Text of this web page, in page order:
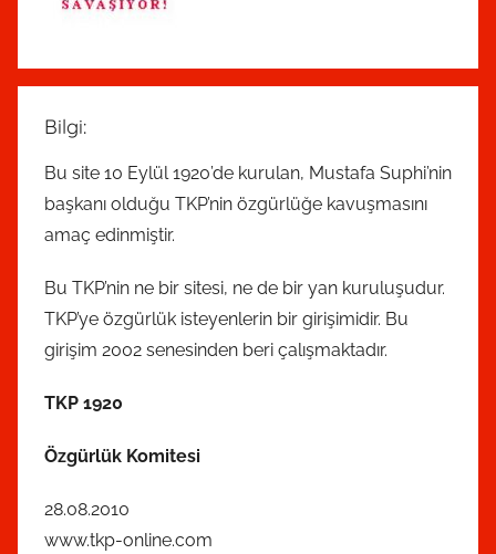
Bilgi:
Bu site 10 Eylül 1920’de kurulan, Mustafa Suphi’nin
başkanı olduğu TKP’nin özgürlüğe kavuşmasını
amaç edinmiştir.
Bu TKP’nin ne bir sitesi, ne de bir yan kuruluşudur.
TKP’ye özgürlük isteyenlerin bir girişimidir. Bu
girişim 2002 senesinden beri çalışmaktadır.
TKP 1920
Özgürlük Komitesi
28.08.2010
www.tkp-online.com